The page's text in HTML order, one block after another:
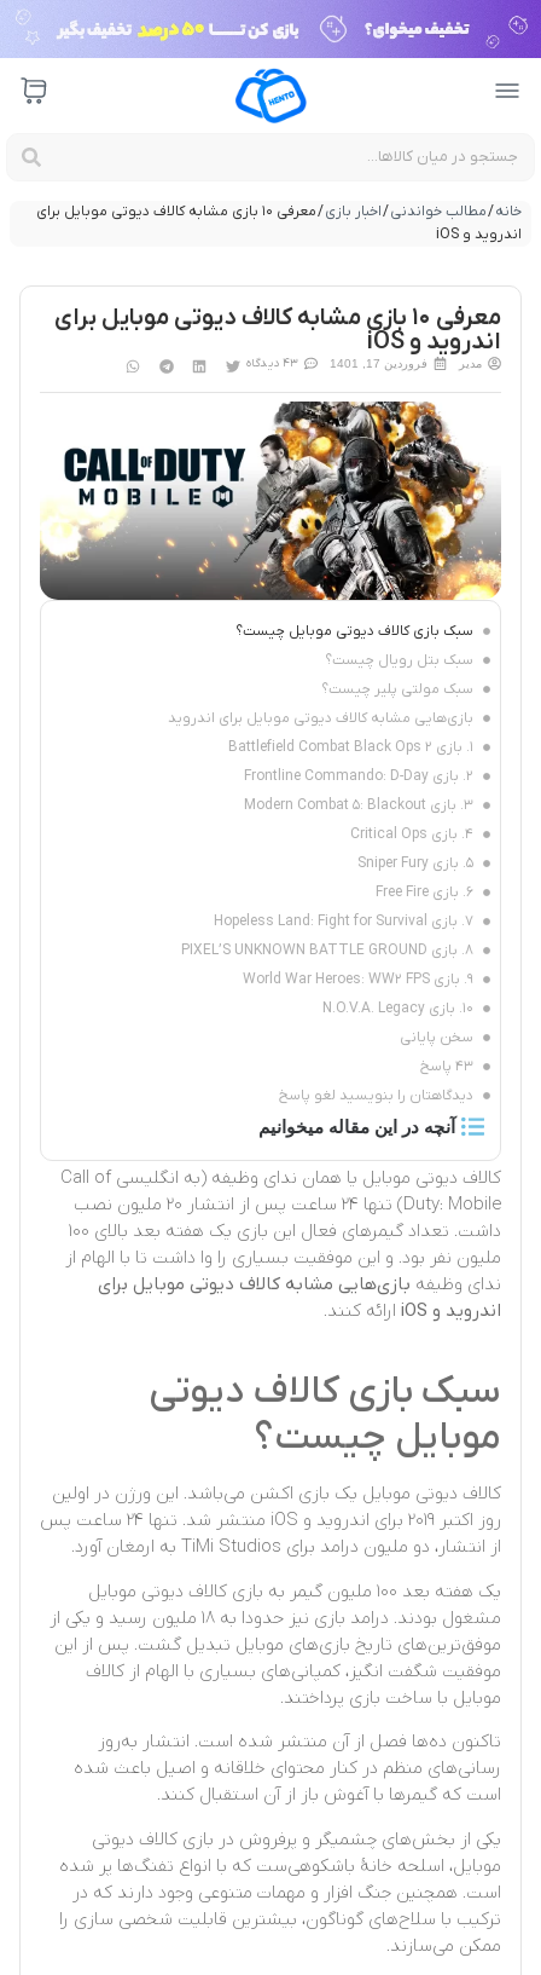
خانه/مطالب خواندنی/اخبار بازی
/ معرفی ۱۰ بازی مشابه کالاف دیوتی موبایل برای
اندروید و iOS
معرفی ۱۰ بازی مشابه کالاف دیوتی موبایل برای
اندروید و iOS
مدیر فروردین 17, 1401 43 دیدگاه
آنچه در این مقاله میخوانیم
سبک بازی کالاف دیوتی موبایل چیست؟
سبک بتل رویال چیست؟
سبک مولتی پلیر چیست؟
بازی‌هایی مشابه کالاف دیوتی موبایل برای اندروید
‍۱. بازی Battlefield Combat Black Ops 2
۲. بازی Frontline Commando: D-Day
۳. بازی Modern Combat 5: Blackout
۴. بازی Critical Ops
۵. بازی Sniper Fury
۶. بازی Free Fire
۷. بازی Hopeless Land: Fight for Survival
۸. بازی PIXEL’S UNKNOWN BATTLE GROUND
۹. بازی World War Heroes: WW2 FPS
۱۰. بازی N.O.V.A. Legacy
سخن پایانی
43 پاسخ
دیدگاهتان را بنویسید لغو پاسخ
کالاف دیوتی موبایل
یا همان ندای وظیفه (به انگلیسی Call of
Duty: Mobile) تنها ۲۴ ساعت پس از انتشار ۲۰ ملیون نصب
داشت. تعداد گیمرهای فعال این بازی یک هفته بعد بالای ۱۰۰
ملیون نفر بود. و این موفقیت بسیاری را وا داشت تا با الهام از
ندای وظیفه بازی‌هایی مشابه کالاف دیوتی موبایل برای
اندروید و iOS
ارائه کنند.
سبک بازی کالاف دیوتی
موبایل چیست؟
کالاف دیوتی موبایل یک بازی اکشن می‌باشد. این ورژن در اولین
روز اکتبر ۲۰۱۹ برای اندروید و iOS منتشر شد. تنها ۲۴ ساعت پس
از انتشار، دو ملیون درامد برای TiMi Studios به ارمغان آورد.
یک هفته بعد ۱۰۰ ملیون گیمر به بازی کالاف دیوتی موبایل
مشغول بودند. درامد بازی نیز حدودا به ۱۸ ملیون رسید و یکی از
موفق‌ترین‌های تاریخ بازی‌های موبایل تبدیل گشت. پس از این
موفقیت شگفت انگیز، کمپانی‌های بسیاری با الهام از کالاف
موبایل با ساخت بازی پرداختند.
تاکنون ده‌ها فصل از آن منتشر شده است. انتشار به‌روز
رسانی‌های منظم در کنار محتوای خلاقانه و اصیل باعث شده
است که گیمرها با آغوش باز از آن استقبال کنند.
یکی از بخش‌های چشمیگر و پرفروش در بازی کالاف دیوتی
موبایل، اسلحه خانهٔ باشکوهی‌ست که با انواع تفنگ‌ها پر شده
است. همچنین جنگ افزار و مهمات متنوعی وجود دارند که در
ترکیب با سلاح‌های گوناگون، بیشترین قابلیت شخصی سازی را
ممکن می‌سازند.